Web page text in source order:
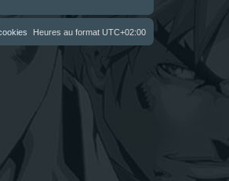
Heures au format UTC+02:00